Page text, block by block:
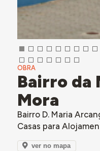
OBRA
Bairro da
Mora
Bairro D. Maria
Casas para
ver no mapa